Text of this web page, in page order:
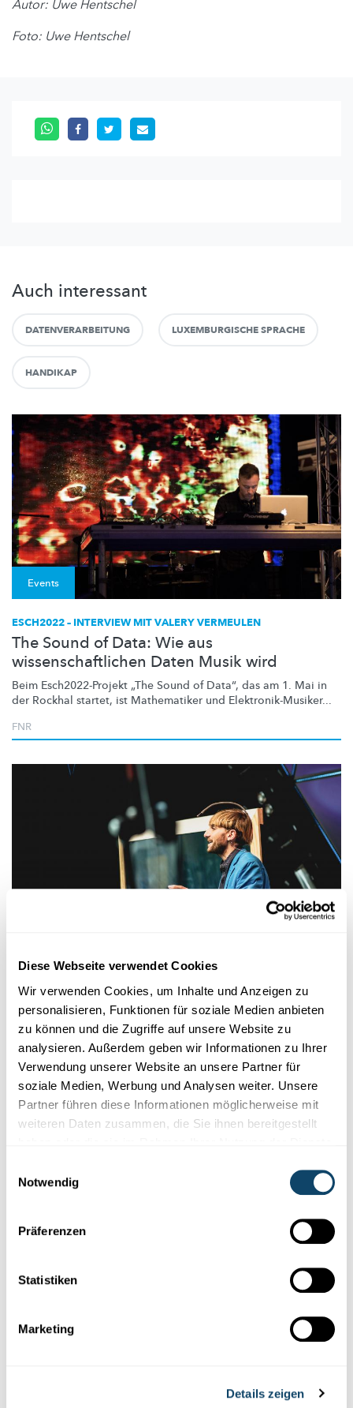
Diese Webseite verwendet Cookies
Wir verwenden Cookies, um Inhalte und Anzeigen zu
personalisieren, Funktionen für soziale Medien anbieten
zu können und die Zugriffe auf unsere Website zu
analysieren. Außerdem geben wir Informationen zu Ihrer
Verwendung unserer Website an unsere Partner für
soziale Medien, Werbung und Analysen weiter. Unsere
Partner führen diese Informationen möglicherweise mit
weiteren Daten zusammen, die Sie ihnen bereitgestellt
Notwendig
Präferenzen
Statistiken
Marketing
Details zeigen
Autor: Uwe Hentschel
Foto: Uwe Hentschel
Auch interessant
DATENVERARBEITUNG LUXEMBURGISCHE SPRACHE
HANDIKAP
Events
ESCH2022 – INTERVIEW MIT VALERY VERMEULEN
The Sound of Data: Wie aus
wissenschaftlichen Daten Musik wird
Beim Esch2022-Projekt „The Sound of Data“, das am 1. Mai in
der Rockhal startet, ist Mathematiker und Elektronik-Musiker...
FNR
„SCIENCE MEETS MUSIC“ AM 1. MAI @ROCKHAL
Wenn aus Farben Töne werden: Cyborg Neil
Harbisson beim Auftakt von The Sound of
Data
Neil Harbisson ist farbenblind, kann aber mit Hilfe einer
implantierten Antenne Farben hören. Wie er diese Technik
nutzt...
FNR
Wie schafft man es, Schüler nachhaltig für Informatik zu